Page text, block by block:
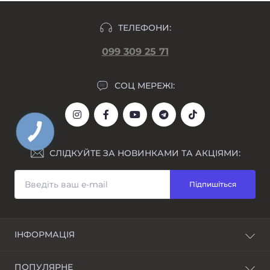
ТЕЛЕФОНИ:
099 309 25 71
СОЦ МЕРЕЖІ:
СЛІДКУЙТЕ ЗА НОВИНКАМИ ТА АКЦІЯМИ:
Підпишіться
ІНФОРМАЦІЯ
ПОПУЛЯРНЕ